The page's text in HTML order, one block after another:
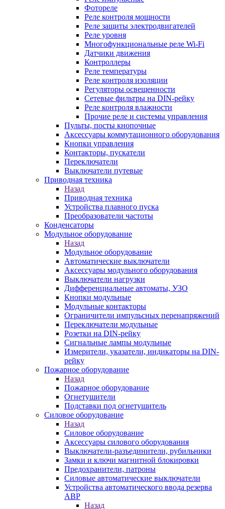
Фотореле
Реле контроля мощности
Реле защиты электродвигателей
Реле уровня
Многофункциональные реле Wi-Fi
Датчики движения
Контроллеры
Реле температуры
Реле контроля изоляции
Регуляторы освещенности
Сетевые фильтры на DIN-рейку
Реле контроля влажности
Прочие реле и системы управления
Пульты, посты кнопочные
Аксессуары коммутационного оборудования
Кнопки управления
Контакторы, пускатели
Переключатели
Выключатели путевые
Приводная техника
Назад
Приводная техника
Устройства плавного пуска
Преобразователи частоты
Конденсаторы
Модульное оборудование
Назад
Модульное оборудование
Автоматические выключатели
Аксессуары модульного оборудования
Выключатели нагрузки
Дифференциальные автоматы, УЗО
Кнопки модульные
Модульные контакторы
Ограничители импульсных перенапряжений
Переключатели модульные
Розетки на DIN-рейку
Сигнальные лампы модульные
Измерители, указатели, индикаторы на DIN-
рейку
Пожарное оборудование
Назад
Пожарное оборудование
Огнетушители
Подставки под огнетушитель
Силовое оборудование
Назад
Силовое оборудование
Аксессуары силового оборудования
Выключатели-разъединители, рубильники
Замки и ключи магнитной блокировки
Предохранители, патроны
Силовые автоматические выключатели
Устройства автоматического ввода резерва
АВР
Назад